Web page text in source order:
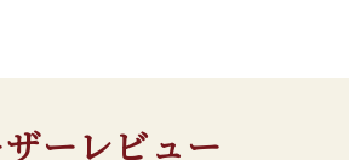
ーレビュー